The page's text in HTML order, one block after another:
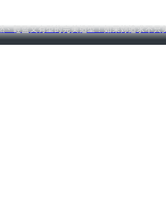
輕盈又有型的完美造型！如果妳追求不